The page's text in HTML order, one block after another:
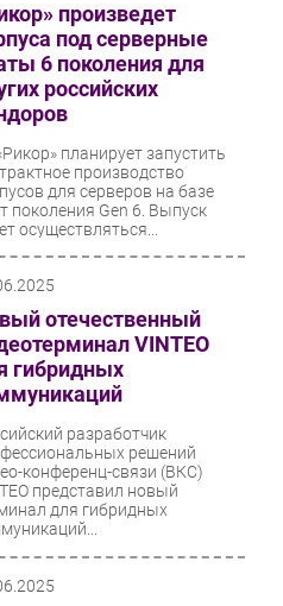
произведет
под серверные
6 поколения для
российских
планирует запустить
производство
для серверов на базе
поколения Gen 6. Выпуск
осуществляться...
отечественный
VINTEO
гибридных
разработчик
решений
конференц-связи (ВКС)
представил новый
для гибридных